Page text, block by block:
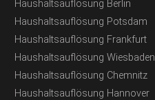
Haushaltsauflösung Berlin
Haushaltsauflösung Potsdam
Haushaltsauflösung Frankfurt
Haushaltsauflösung Wiesbaden
Haushaltsauflösung Chemnitz
Haushaltsauflösung Hannover